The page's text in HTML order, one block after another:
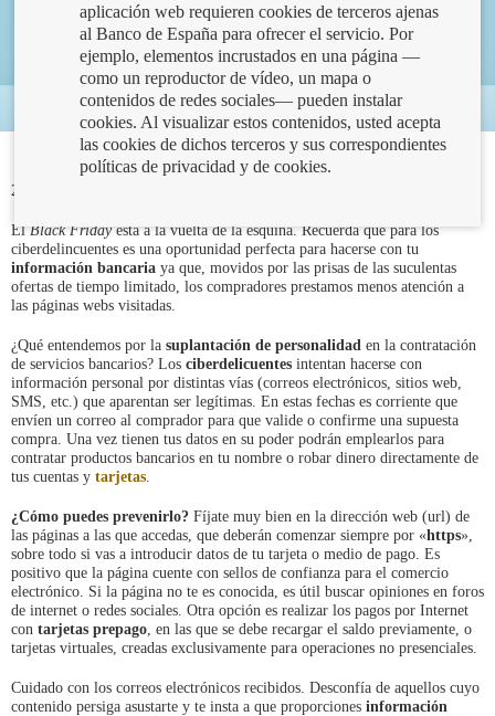
28/11/2019
ElBlack Fridayestá a la vuelta de la esquina. Recuerda que para los
ciberdelincuentes es una oportunidad perfecta para hacerse con tu
información bancaria ya que, movidos por las prisas de las suculentas
ofertas de tiempo limitado, los compradores prestamos menos atención a
las páginas webs visitadas.
¿Qué entendemos por la suplantación de personalidad en la contratación
de servicios bancarios? Los ciberdelicuentes intentan hacerse con
información personal por distintas vías (correos electrónicos, sitios web,
SMS, etc.) que aparentan ser legítimas. En estas fechas es corriente que
envíen un correo al comprador para que valide o confirme una supuesta
compra. Una vez tienen tus datos en su poder podrán emplearlos para
contratar productos bancarios en tu nombre o robar dinero directamente de
tus cuentas y tarjetas.
¿Cómo puedes prevenirlo? Fíjate muy bien en la dirección web (url) de
las páginas a las que accedas, que deberán comenzar siempre por «https»,
sobre todo si vas a introducir datos de tu tarjeta o medio de pago. Es
positivo que la página cuente con sellos de confianza para el comercio
electrónico. Si la página no te es conocida, es útil buscar opiniones en foros
de internet o redes sociales. Otra opción es realizar los pagos por Internet
con tarjetas prepago, en las que se debe recargar el saldo previamente, o
tarjetas virtuales, creadas exclusivamente para operaciones no presenciales.
Cuidado con los correos electrónicos recibidos. Desconfía de aquellos cuyo
contenido persiga asustarte y te insta a que proporciones información
aplicación web requieren cookies de terceros ajenas
al Banco de España para ofrecer el servicio. Por
ejemplo, elementos incrustados en una página —
como un reproductor de vídeo, un mapa o
contenidos de redes sociales— pueden instalar
cookies. Al visualizar estos contenidos, usted acepta
las cookies de dichos terceros y sus correspondientes
políticas de privacidad y de cookies.